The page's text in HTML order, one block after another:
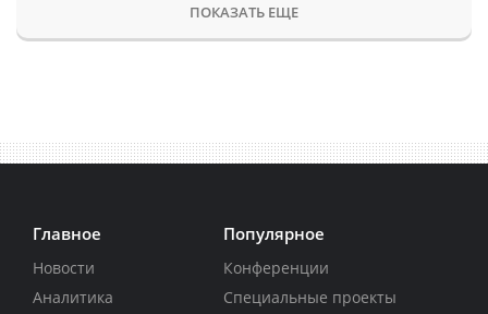
ПОКАЗАТЬ ЕЩЕ
Главное
Новости
Аналитика
Популярное
Конференции
Специальные проекты